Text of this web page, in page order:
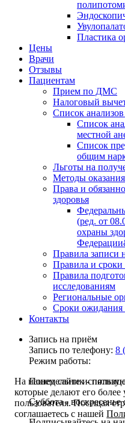
Пластика
Цены
Врачи
Отзывы
Пациентам
Прием по ДМС
Налоговый
Список
Список
местной
Список
общим
Льготы на
Методы
Права и
здоровья
(ред. от
охраны
Правила записи
Правила и сроки
Правила
исследованиям
Региональные
Сроки ожидания
Контакты
Запись на приём
Запись по телефону: 8
Режим работы:
Понедельник -
Суббота - воскресенье
На нашем сайте
которые делают его более
пользователя. Посещая
соглашаетесь с нашей